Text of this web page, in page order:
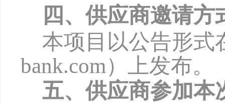
四、供应商邀请方
本项目以公告形式
bank.com）上发布。
五、供应商参加本